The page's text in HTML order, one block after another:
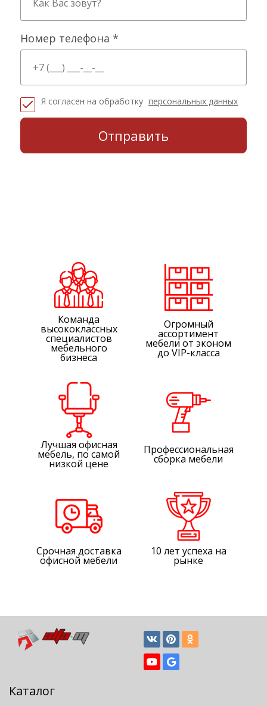
Номер телефона *
Я согласен на обработку персональных данных
Команда
высококлассных
специалистов
мебельного
бизнеса
Огромный
ассортимент
мебели от эконом
до VIP-класса
Лучшая офисная
мебель, по самой
низкой цене
Профессиональная
сборка мебели
Срочная доставка
офисной мебели
10 лет успеха на
рынке
Каталог